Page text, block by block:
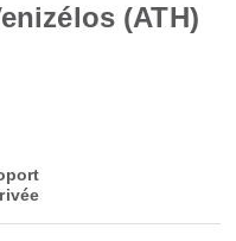
(ATH)